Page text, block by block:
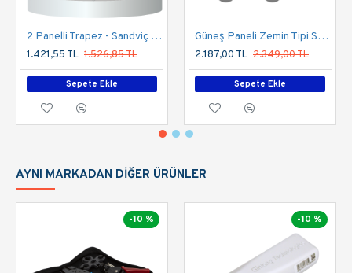
2 Panelli Trapez - Sandviç - Ahşap Çatı Üzeri Solar Montaj Seti
1.421,55 TL 1.526,85 TL
Sepete Ekle
Güneş Paneli Zemin Tipi Sulama Montaj Sistemi
2.187,00 TL 2.349,00 TL
Sepete Ekle
AYNI MARKADAN DIĞER ÜRÜNLER
-10 % -10 %